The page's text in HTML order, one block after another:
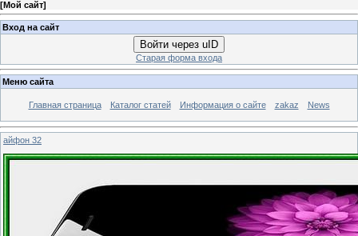
[Мой сайт]
Вход на сайт
Войти через uID
Старая форма входа
Меню сайта
Главная страница Каталог статей Информация о сайте zakaz News
айфон 32